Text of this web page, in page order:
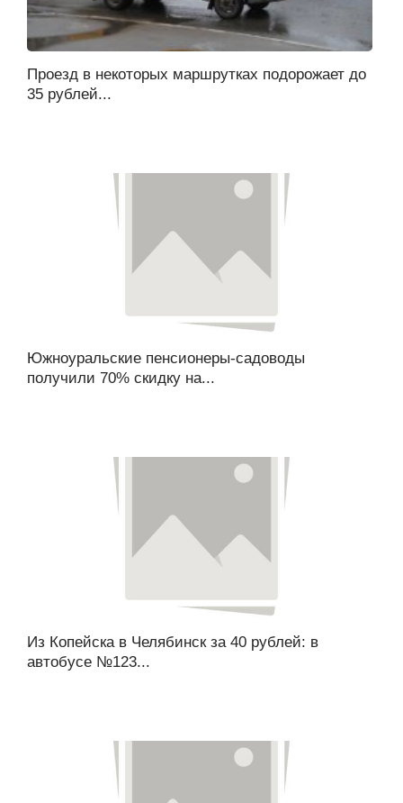
Проезд в некоторых маршрутках подорожает до
35 рублей...
Южноуральские пенсионеры-садоводы
получили 70% скидку на...
Из Копейска в Челябинск за 40 рублей: в
автобусе №123...